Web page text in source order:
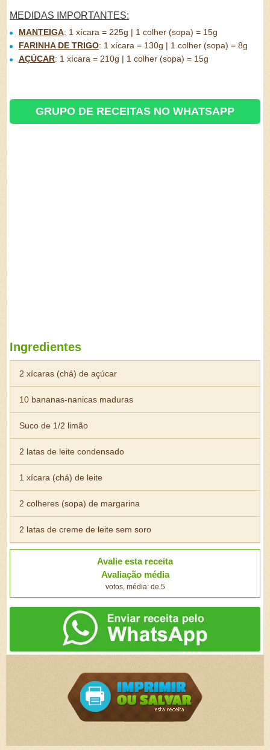
MEDIDAS IMPORTANTES:
MANTEIGA: 1 xícara = 225g | 1 colher (sopa) = 15g
FARINHA DE TRIGO: 1 xícara = 130g | 1 colher (sopa) = 8g
AÇÚCAR: 1 xícara = 210g | 1 colher (sopa) = 15g
GRUPO DE RECEITAS NO WHATSAPP
Ingredientes
2 xícaras (chá) de açúcar
10 bananas-nanicas maduras
Suco de 1/2 limão
2 latas de leite condensado
1 xícara (chá) de leite
2 colheres (sopa) de margarina
2 latas de creme de leite sem soro
Avalie esta receita
Avaliação média
votos, média: de 5